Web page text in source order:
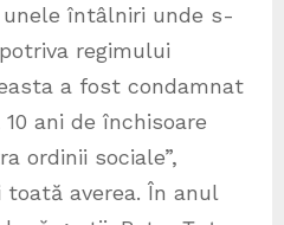
întâlniri unde s-
regimului
a fost condamnat
ani de închisoare
ordinii sociale”,
averea. În anul